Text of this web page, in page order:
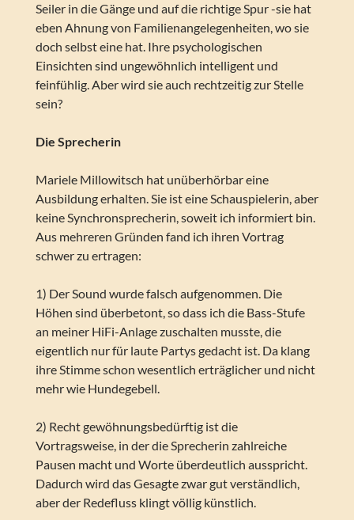
Seiler in die Gänge und auf die richtige Spur -sie hat
eben Ahnung von Familienangelegenheiten, wo sie
doch selbst eine hat. Ihre psychologischen
Einsichten sind ungewöhnlich intelligent und
feinfühlig. Aber wird sie auch rechtzeitig zur Stelle
sein?
Die Sprecherin
Mariele Millowitsch hat unüberhörbar eine
Ausbildung erhalten. Sie ist eine Schauspielerin, aber
keine Synchronsprecherin, soweit ich informiert bin.
Aus mehreren Gründen fand ich ihren Vortrag
schwer zu ertragen:
1) Der Sound wurde falsch aufgenommen. Die
Höhen sind überbetont, so dass ich die Bass-Stufe
an meiner HiFi-Anlage zuschalten musste, die
eigentlich nur für laute Partys gedacht ist. Da klang
ihre Stimme schon wesentlich erträglicher und nicht
mehr wie Hundegebell.
2) Recht gewöhnungsbedürftig ist die
Vortragsweise, in der die Sprecherin zahlreiche
Pausen macht und Worte überdeutlich ausspricht.
Dadurch wird das Gesagte zwar gut verständlich,
aber der Redefluss klingt völlig künstlich.